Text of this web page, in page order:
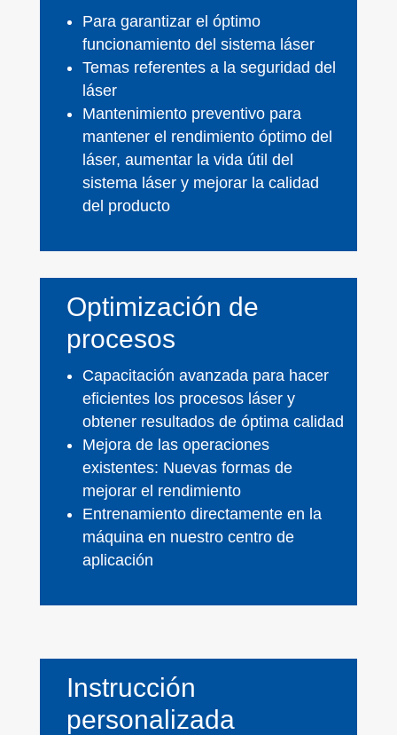
Para garantizar el óptimo
funcionamiento del sistema láser
Temas referentes a la seguridad del
láser
Mantenimiento preventivo para
mantener el rendimiento óptimo del
láser, aumentar la vida útil del
sistema láser y mejorar la calidad
del producto
Optimización de
procesos
Capacitación avanzada para hacer
eficientes los procesos láser y
obtener resultados de óptima calidad
Mejora de las operaciones
existentes: Nuevas formas de
mejorar el rendimiento
Entrenamiento directamente en la
máquina en nuestro centro de
aplicación
Instrucción
personalizada